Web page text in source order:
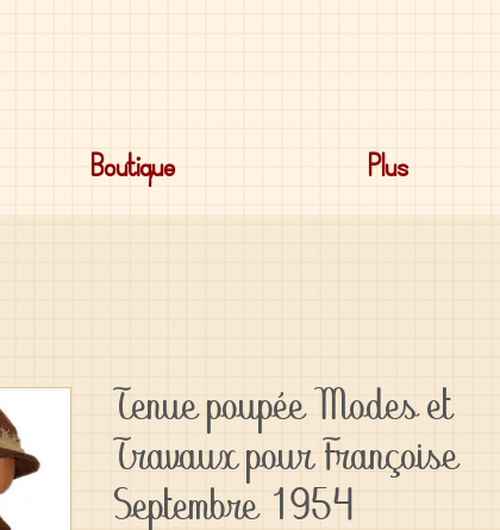
Boutique Plus
Tenue poupée Modes et
Travaux pour Françoise
Septembre 1954